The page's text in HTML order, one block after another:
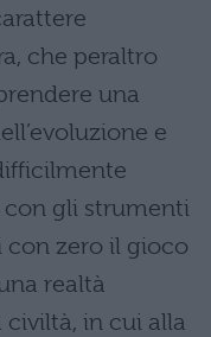
che peraltro
una
e
gli strumenti
con zero il gioco
realtà
civiltà, in cui alla